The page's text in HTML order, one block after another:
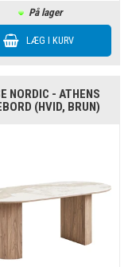
På lager
NORDIC - ATHENS
(HVID, BRUN)